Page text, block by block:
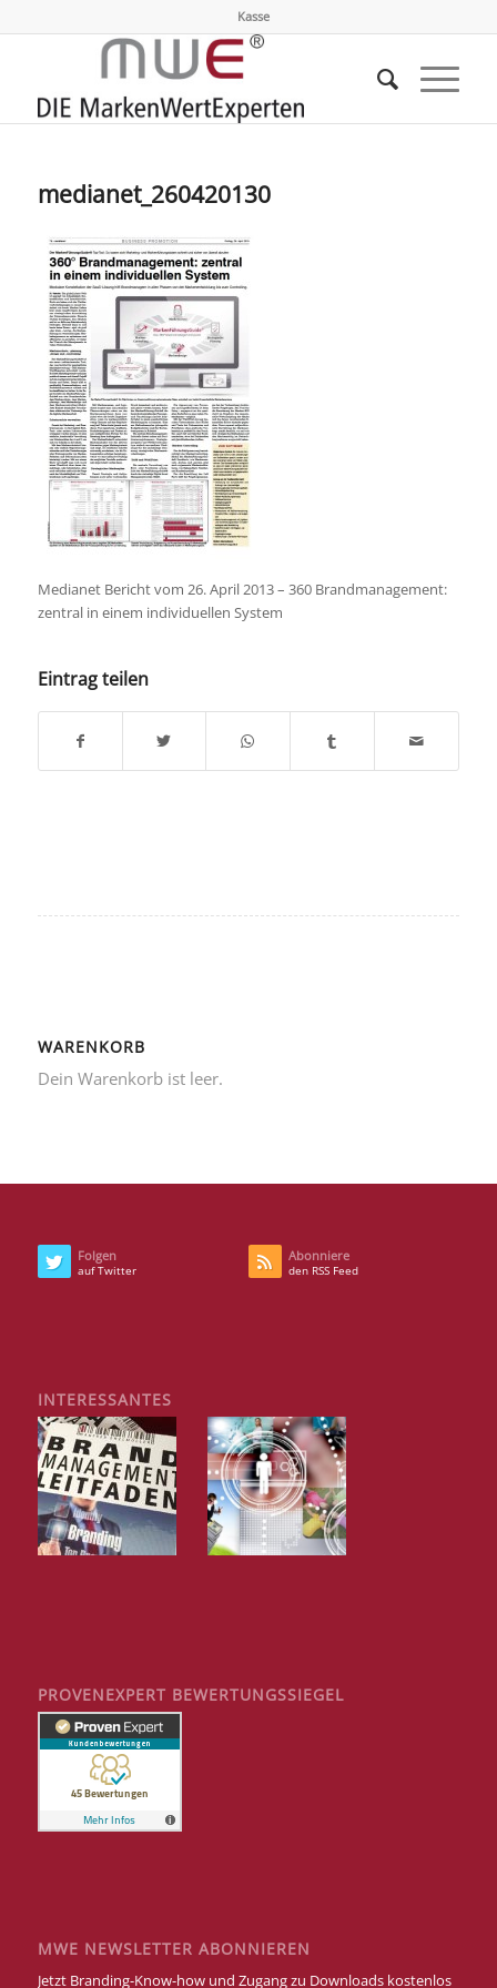
Kasse
medianet_260420130
Medianet Bericht vom 26. April 2013 – 360 Brandmanagement:
zentral in einem individuellen System
Eintrag teilen
WARENKORB
Dein Warenkorb ist leer.
Folgen
auf Twitter
Abonniere
den RSS Feed
INTERESSANTES
PROVENEXPERT BEWERTUNGSSIEGEL
MWE NEWSLETTER ABONNIEREN
Jetzt Branding-Know-how und Zugang zu Downloads kostenlos